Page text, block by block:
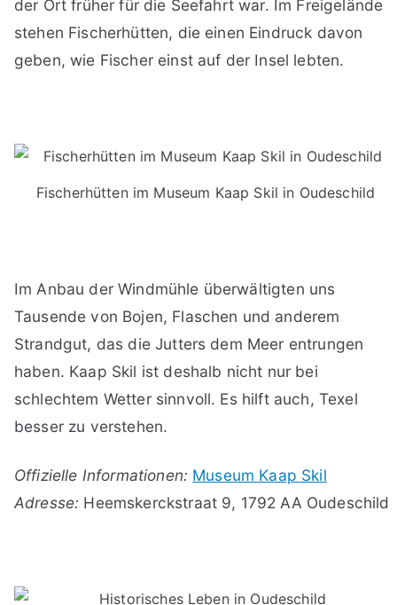
der Ort früher für die Seefahrt war. Im Freigelände
stehen Fischerhütten, die einen Eindruck davon
geben, wie Fischer einst auf der Insel lebten.
Fischerhütten im Museum Kaap Skil in Oudeschild
Im Anbau der Windmühle überwältigten uns
Tausende von Bojen, Flaschen und anderem
Strandgut, das die Jutters dem Meer entrungen
haben. Kaap Skil ist deshalb nicht nur bei
schlechtem Wetter sinnvoll. Es hilft auch, Texel
besser zu verstehen.
Offizielle Informationen: Museum Kaap Skil
Adresse: Heemskerckstraat 9, 1792 AA Oudeschild